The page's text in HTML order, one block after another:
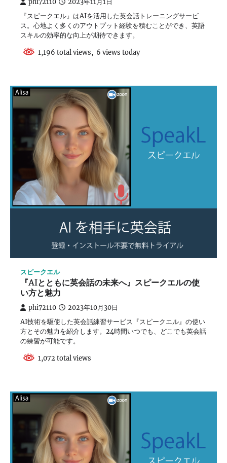
phi72110 2023年11月1日
『スピークエル』はAIを活用した英会話トレーニングサービ
ス。心地よく多くのアウトプット経験を積むことができ、英語
スキルの効率的な向上が期待できます。
1,196 total views, 6 views today
スピークエル
『AIとともに英会話の未来へ』スピークエルの使
い方と魅力
phi72110 2023年10月30日
AI技術を駆使した英会話練習サービス『スピークエル』の使い
方とその魅力を紹介します。24時間いつでも、どこでも英会話
の練習が可能です。
1,072 total views